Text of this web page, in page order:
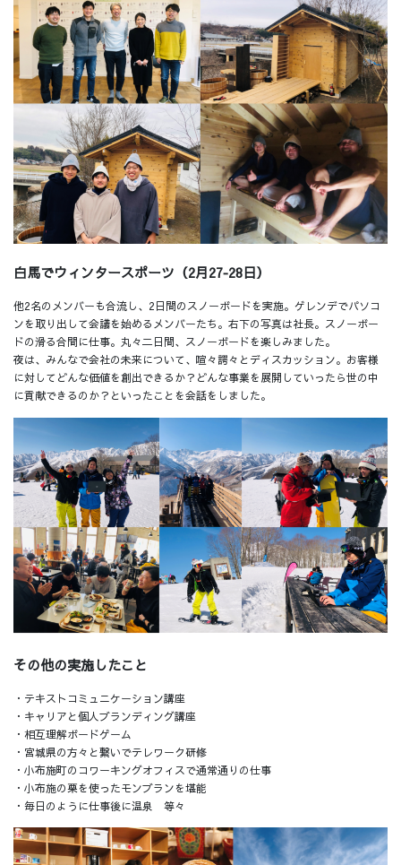
白馬でウィンタースポーツ（2月27‐28日）
他2名のメンバーも合流し、2日間のスノーボードを実施。ゲレンデでパソコ
ンを取り出して会議を始めるメンバーたち。右下の写真は社長。スノーボー
ドの滑る合間に仕事。丸々二日間、スノーボードを楽しみました。
夜は、みんなで会社の未来について、喧々諤々とディスカッション。お客様
に対してどんな価値を創出できるか？どんな事業を展開していったら世の中
に貢献できるのか？といったことを会話をしました。
その他の実施したこと
・テキストコミュニケーション講座
・キャリアと個人ブランディング講座
・相互理解ボードゲーム
・宮城県の方々と繋いでテレワーク研修
・小布施町のコワーキングオフィスで通常通りの仕事
・小布施の栗を使ったモンブランを堪能
・毎日のように仕事後に温泉 等々